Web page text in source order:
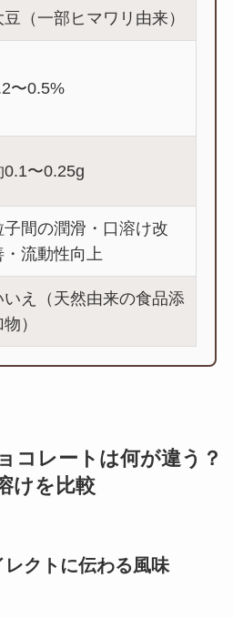
豆（一部ヒマワリ由来）
〜0.5%
0.1〜0.25g
子間の潤滑・口溶け改
・流動性向上
いえ（天然由来の食品添
）
コレートは何が違う？
けを比較
クトに伝わる風味